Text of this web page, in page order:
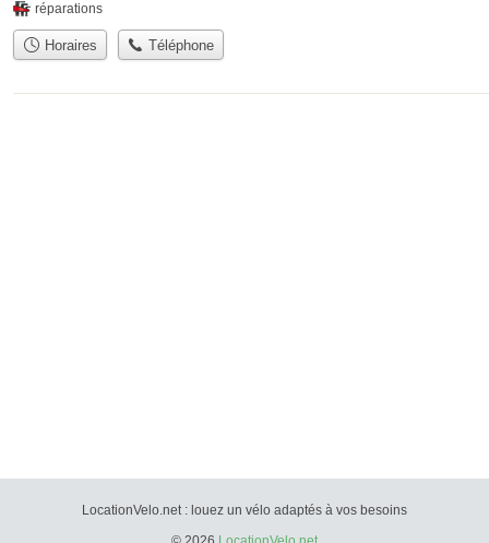
réparations
Horaires Téléphone
LocationVelo.net : louez un vélo adaptés à vos besoins